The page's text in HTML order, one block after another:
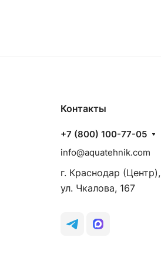
Контакты
+7 (800) 100-77-05
info@aquatehnik.com
г. Краснодар (Центр),
ул. Чкалова, 167